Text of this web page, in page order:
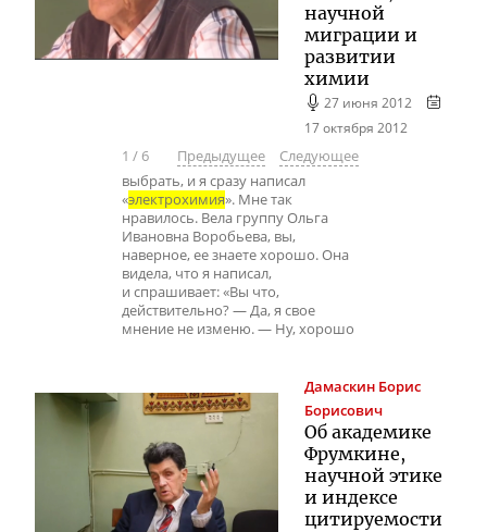
научной
миграции и
развитии
химии
27 июня 2012
17 октября 2012
1 / 6 Предыдущее
Следующее
выбрать, и я сразу написал
«электрохимия». Мне так
нравилось. Вела группу Ольга
Ивановна Воробьева, вы,
наверное, ее знаете хорошо. Она
видела, что я написал,
и спрашивает: «Вы что,
действительно? — Да, я свое
мнение не изменю. — Ну, хорошо
Дамаскин Борис
Борисович
Об академике
Фрумкине,
научной этике
и индексе
цитируемости